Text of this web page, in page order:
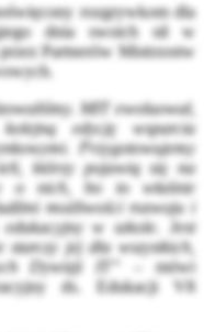
rozgrywkom dla
dnia swoich sił w
Partnerów Mistrzostw
MIT ewoluował,
edycję wsparcia
Przygotowujemy
którzy pojawią się na
o nich, bo to właśnie
możliwości rozwoju i
w szkole. Jest
jej dla wszystkich,
Dywizji IT” – mówi
ds. Edukacji V8